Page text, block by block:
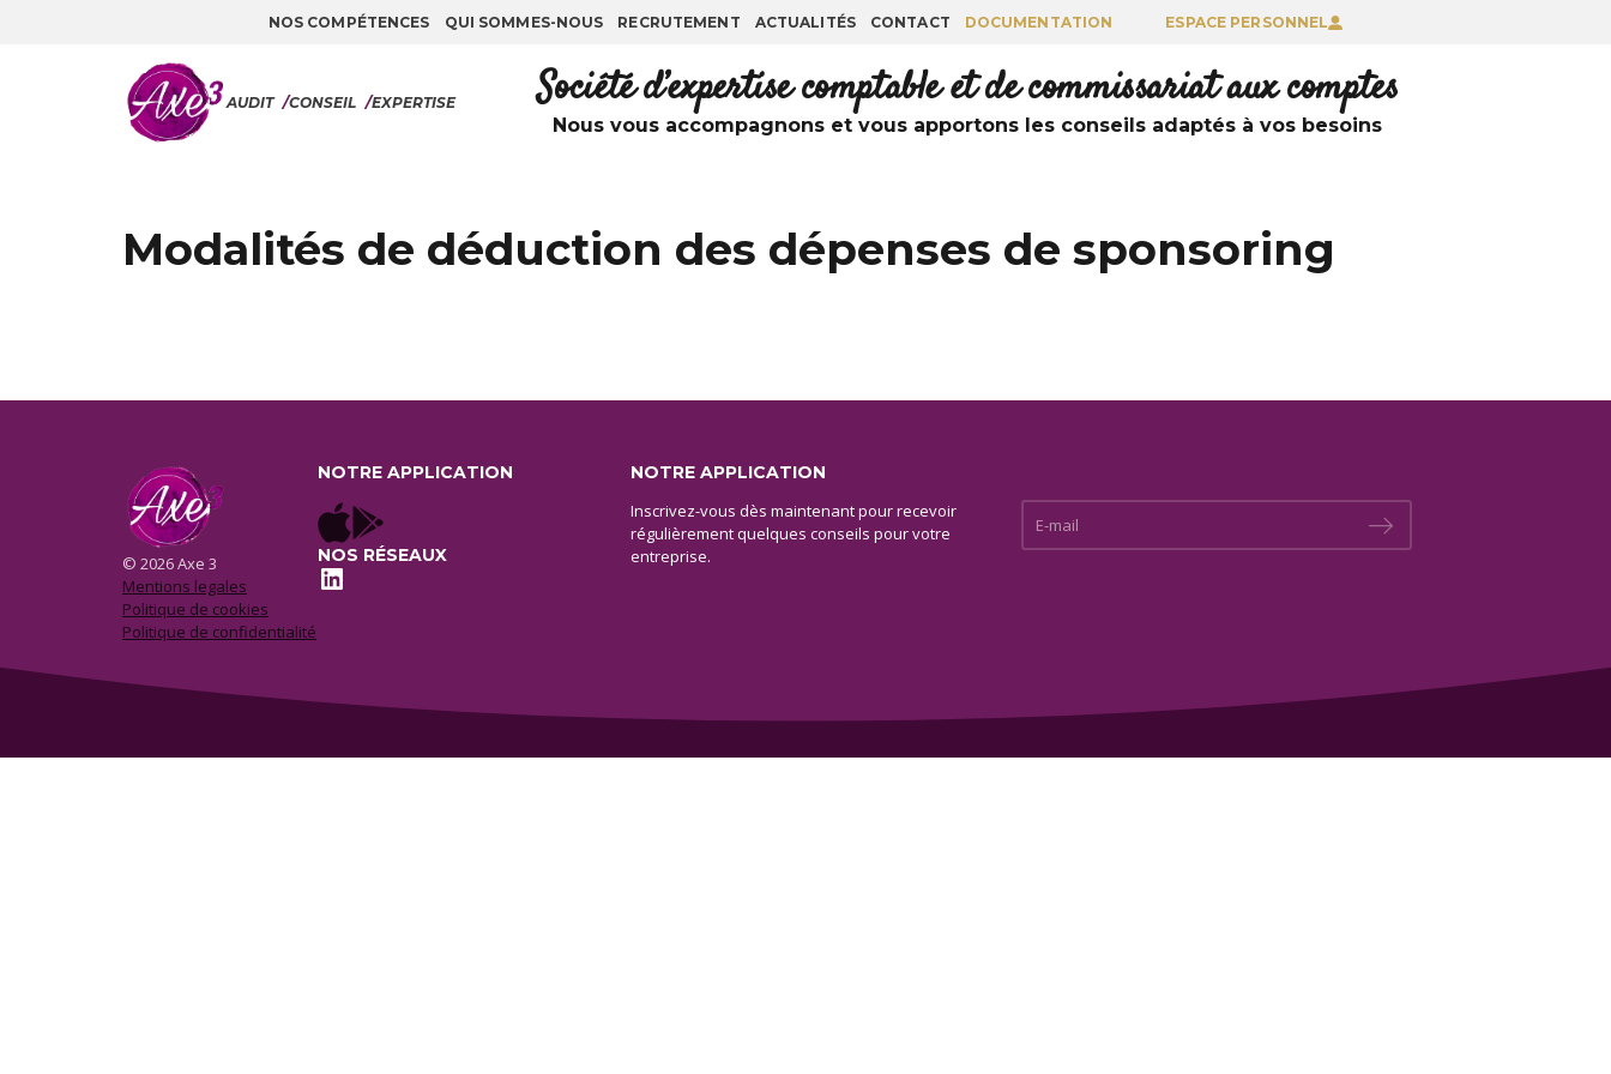
NOS COMPÉTENCES QUI SOMMES-NOUS RECRUTEMENT ACTUALITÉS CONTACT DOCUMENTATION ESPACE PERSONNEL
AUDIT /CONSEIL /EXPERTISE Société d’expertise comptable et de commissariat aux comptes
Nous vous accompagnons et vous apportons les conseils adaptés à vos besoins
Modalités de déduction des dépenses de sponsoring
© 2026 Axe 3
Mentions legales
Politique de cookies
Politique de confidentialité
NOTRE APPLICATION
NOS RÉSEAUX
LinkedIn
NOTRE APPLICATION
Inscrivez-vous dès maintenant pour recevoir
régulièrement quelques conseils pour votre
entreprise.